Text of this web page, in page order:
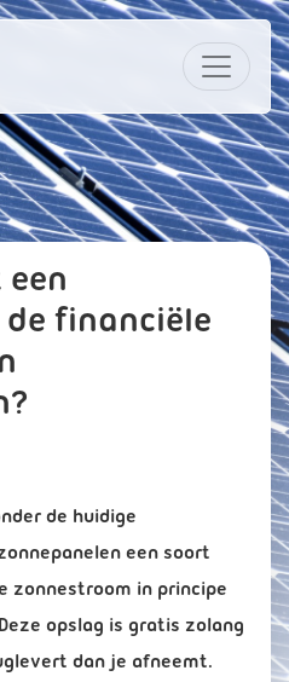
een
financiële
de huidige
een soort
zonnestroom in principe
opslag is gratis zolang
dan je afneemt.